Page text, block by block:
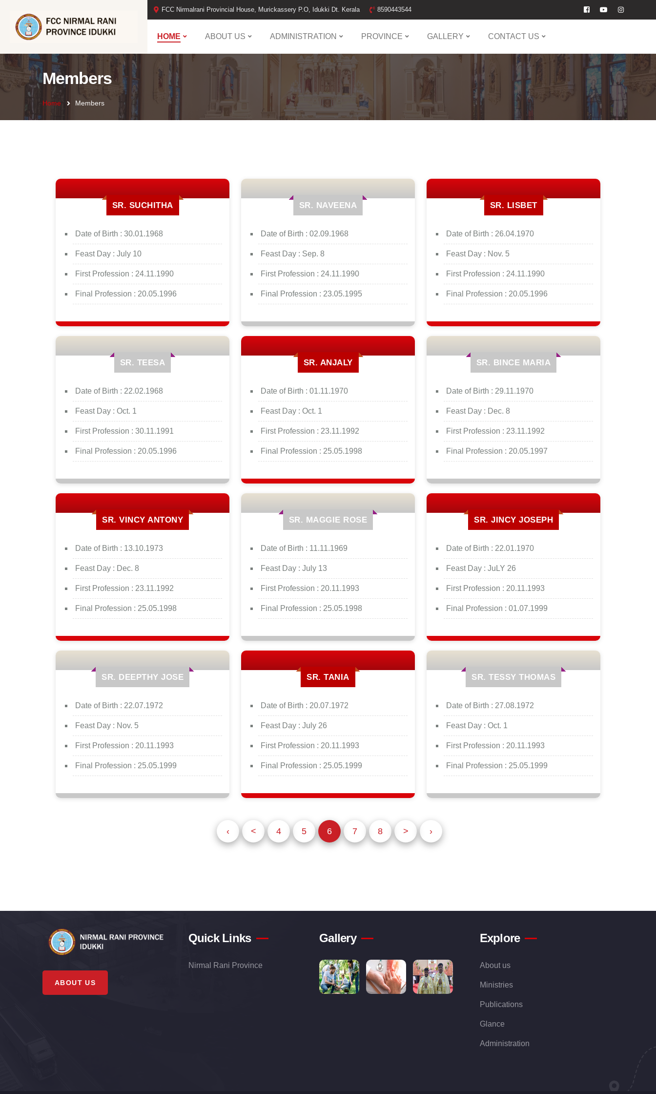
FCC Nirmalrani Provincial House, Murickassery P.O, Idukki Dt. Kerala 8590443544
HOME ABOUT US ADMINISTRATION PROVINCE GALLERY CONTACT US
Members
Home Members
SR. SUCHITHA
Date of Birth : 30.01.1968
Feast Day : July 10
First Profession : 24.11.1990
Final Profession : 20.05.1996
SR. NAVEENA
Date of Birth : 02.09.1968
Feast Day : Sep. 8
First Profession : 24.11.1990
Final Profession : 23.05.1995
SR. LISBET
Date of Birth : 26.04.1970
Feast Day : Nov. 5
First Profession : 24.11.1990
Final Profession : 20.05.1996
SR. TEESA
Date of Birth : 22.02.1968
Feast Day : Oct. 1
First Profession : 30.11.1991
Final Profession : 20.05.1996
SR. ANJALY
Date of Birth : 01.11.1970
Feast Day : Oct. 1
First Profession : 23.11.1992
Final Profession : 25.05.1998
SR. BINCE MARIA
Date of Birth : 29.11.1970
Feast Day : Dec. 8
First Profession : 23.11.1992
Final Profession : 20.05.1997
SR. VINCY ANTONY
Date of Birth : 13.10.1973
Feast Day : Dec. 8
First Profession : 23.11.1992
Final Profession : 25.05.1998
SR. MAGGIE ROSE
Date of Birth : 11.11.1969
Feast Day : July 13
First Profession : 20.11.1993
Final Profession : 25.05.1998
SR. JINCY JOSEPH
Date of Birth : 22.01.1970
Feast Day : JuLY 26
First Profession : 20.11.1993
Final Profession : 01.07.1999
SR. DEEPTHY JOSE
Date of Birth : 22.07.1972
Feast Day : Nov. 5
First Profession : 20.11.1993
Final Profession : 25.05.1999
SR. TANIA
Date of Birth : 20.07.1972
Feast Day : July 26
First Profession : 20.11.1993
Final Profession : 25.05.1999
SR. TESSY THOMAS
Date of Birth : 27.08.1972
Feast Day : Oct. 1
First Profession : 20.11.1993
Final Profession : 25.05.1999
‹ < 4 5 6 7 8 > ›
ABOUT US
Quick Links
Nirmal Rani Province
Gallery Explore
About us
Ministries
Publications
Glance
Administration